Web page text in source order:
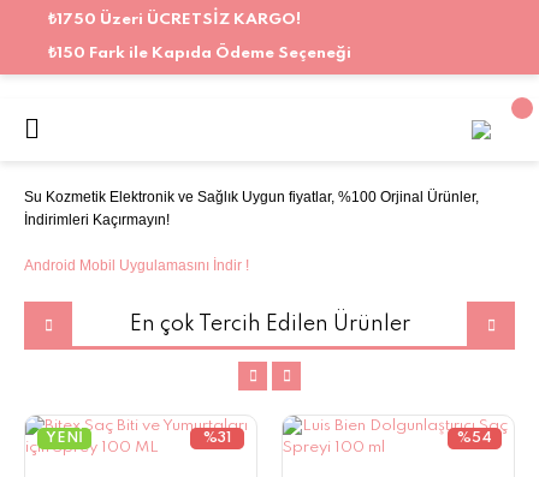
₺1750 Üzeri ÜCRETSİZ KARGO!
₺150 Fark ile Kapıda Ödeme Seçeneği
Su Kozmetik Elektronik ve Sağlık Uygun fiyatlar, %100 Orjinal Ürünler,
İndirimleri Kaçırmayın!
Android Mobil Uygulamasını İndir !
En çok Tercih Edilen Ürünler
YENİ %31 %54